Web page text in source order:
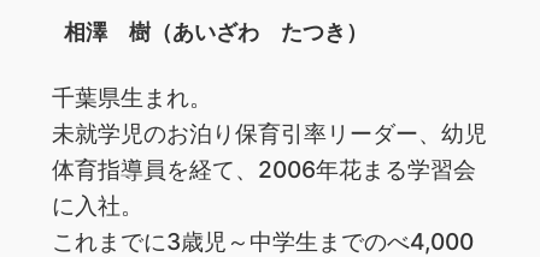
相澤 樹（あいざわ たつき）
千葉県生まれ。
未就学児のお泊り保育引率リーダー、幼児
体育指導員を経て、2006年花まる学習会
に入社。
これまでに3歳児～中学生までのべ4,000